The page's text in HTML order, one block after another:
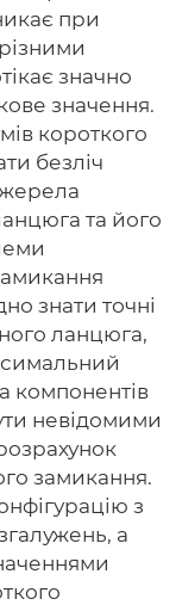
при
значно
значення.
короткого
безліч
та його
знати точні
ланцюга,
компонентів
невідомими
замикання.
з
а